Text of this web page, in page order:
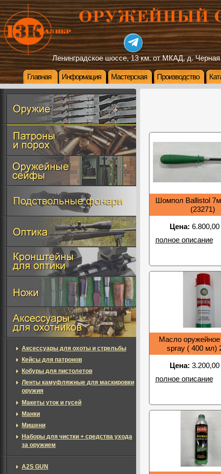
Ленинградское шоссе, 13 км. от МКАД, д. Черная
Главная Информация Мастерская Производство
Шомпол Ballistol
(23271)
Цена:
полное описание
Масло оружейное
spray ( 400 мл)
Цена:
полное описание
Аксессуары для охоты и стрельбы
Кейсы для патронов
Кобуры для пистолетов
Ленты камуфляжные для маскировки
оружия
Макеты уток и гусей
Манки
Мишени
Наборы для чистки + средства ухода
за оружием
A2S GUN